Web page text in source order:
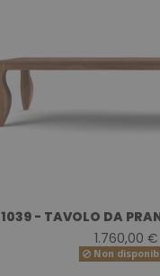
Non
1039 - TAVOLO DA
1.760,00 €